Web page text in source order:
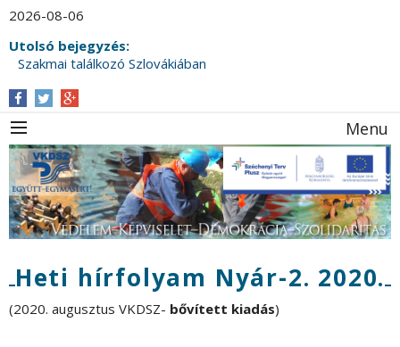
2026-08-06
Utolsó bejegyzés:
Szakmai találkozó Szlovákiában
Menu
Heti hírfolyam Nyár-2. 2020.
(2020. augusztus VKDSZ- bővített kiadás)